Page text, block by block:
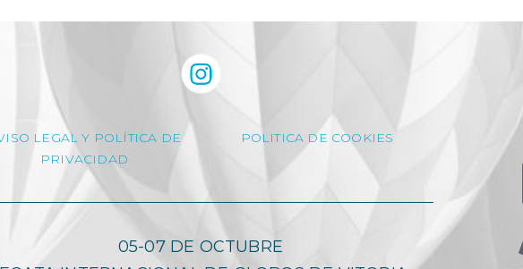
LEGAL Y POLÍTICA DE
PRIVACIDAD
POLITICA DE COOKIES
05-07 DE OCTUBRE